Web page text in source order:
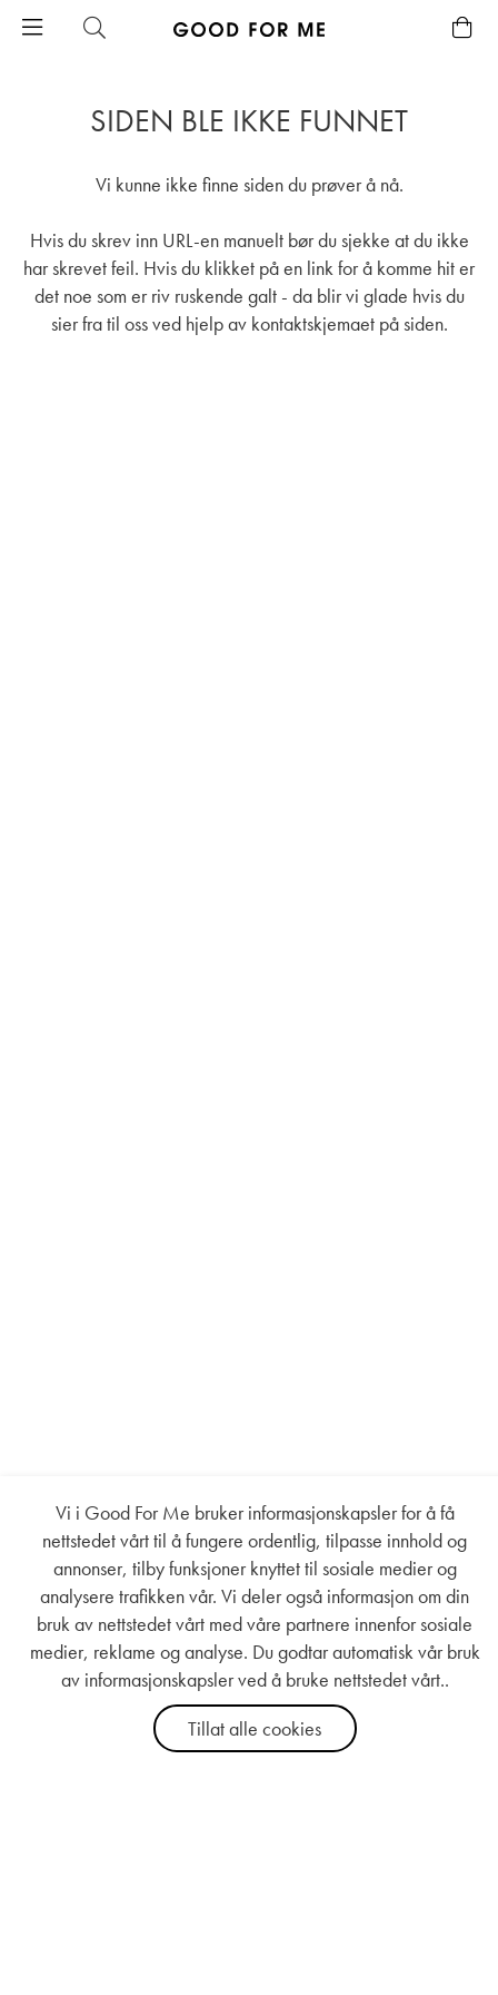
SIDEN BLE IKKE FUNNET
Vi kunne ikke finne siden du prøver å nå.
Hvis du skrev inn URL-en manuelt bør du sjekke at du ikke
har skrevet feil. Hvis du klikket på en link for å komme hit er
det noe som er riv ruskende galt - da blir vi glade hvis du
sier fra til oss ved hjelp av kontaktskjemaetpå siden.
Vi i Good For Me bruker informasjonskapsler for å få
nettstedet vårt til å fungere ordentlig, tilpasse innhold og
annonser, tilby funksjoner knyttet til sosiale medier og
analysere trafikken vår. Vi deler også informasjon om din
bruk av nettstedet vårt med våre partnere innenfor sosiale
medier, reklame og analyse. Du godtar automatisk vår bruk
av informasjonskapsler ved å bruke nettstedet vårt..
Tillat alle cookies